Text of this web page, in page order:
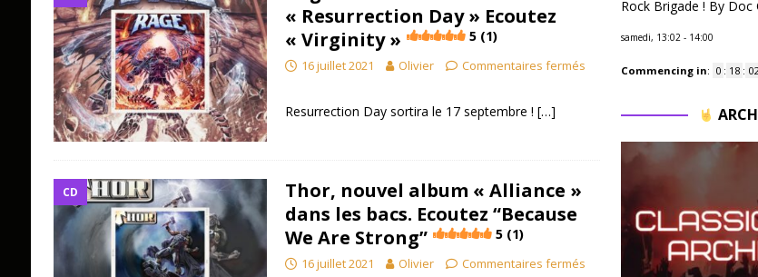
« Resurrection Day » Ecoutez
« Virginity »
5 (1)
16 juillet 2021 Olivier Commentaires fermés
Resurrection Day sortira le 17 septembre ! […]
CD
Thor, nouvel album « Alliance »
dans les bacs. Ecoutez “Because
We Are Strong”
5 (1)
16 juillet 2021 Olivier Commentaires fermés
Rock Brigade ! By Doc
samedi, 13:02 - 14:00
Commencing in: 0 : 18 : 00